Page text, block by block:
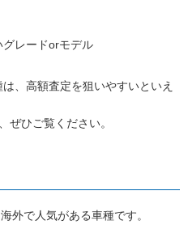
グレードorモデル
、高額査定を狙いやすいといえ
ぜひご覧ください。
外で人気がある車種です。